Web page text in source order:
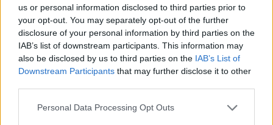
us or personal information disclosed to third parties prior to
your opt-out. You may separately opt-out of the further
disclosure of your personal information by third parties on the
IAB’s list of downstream participants. This information may
also be disclosed by us to third parties on the IAB’s List of
Downstream Participants that may further disclose it to other
Personal Data Processing Opt Outs